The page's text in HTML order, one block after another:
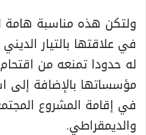
ولتكن هذه مناسبة هامة
في علاقتها بالتيار
له حدودا تمنعه من
مؤسساتها بالإضافة إلى
في إقامة المشروع
والديمقراطي.